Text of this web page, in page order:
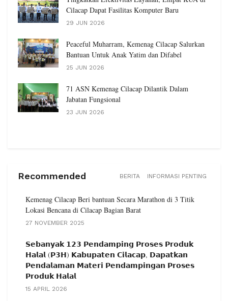
Cilacap Dapat Fasilitas Komputer Baru
29 JUN 2026
Peaceful Muharram, Kemenag Cilacap Salurkan
Bantuan Untuk Anak Yatim dan Difabel
25 JUN 2026
71 ASN Kemenag Cilacap Dilantik Dalam
Jabatan Fungsional
23 JUN 2026
Recommended BERITA INFORMASI PENTING
Kemenag Cilacap Beri bantuan Secara Marathon di 3 Titik
Lokasi Bencana di Cilacap Bagian Barat
27 NOVEMBER 2025
𝗦𝗲𝗯𝗮𝗻𝘆𝗮𝗸 𝟭𝟮𝟯 𝗣𝗲𝗻𝗱𝗮𝗺𝗽𝗶𝗻𝗴 𝗣𝗿𝗼𝘀𝗲𝘀 𝗣𝗿𝗼𝗱𝘂𝗸
𝗛𝗮𝗹𝗮𝗹 (𝗣𝟯𝗛) 𝗞𝗮𝗯𝘂𝗽𝗮𝘁𝗲𝗻 𝗖𝗶𝗹𝗮𝗰𝗮𝗽, 𝗗𝗮𝗽𝗮𝘁𝗸𝗮𝗻
𝗣𝗲𝗻𝗱𝗮𝗹𝗮𝗺𝗮𝗻 𝗠𝗮𝘁𝗲𝗿𝗶 𝗣𝗲𝗻𝗱𝗮𝗺𝗽𝗶𝗻𝗴𝗮𝗻 𝗣𝗿𝗼𝘀𝗲𝘀
𝗣𝗿𝗼𝗱𝘂𝗸 𝗛𝗮𝗹𝗮𝗹
15 APRIL 2026